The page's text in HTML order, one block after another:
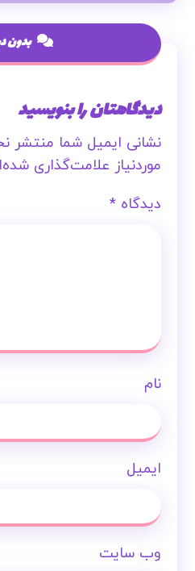
بدون
دیدگاهتان را بنویسید
نشانی ایمیل شما منتشر
موردنیاز علامت‌گذاری
دیدگاه*
نام
ایمیل
وب‌ سایت